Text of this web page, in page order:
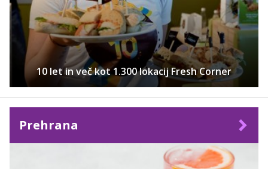
10 let in več kot 1.300 lokacij Fresh Corner
Prehrana